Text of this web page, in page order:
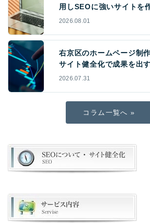
用しSEOに強いサイトを
2026.08.01
右京区のホームページ制
サイト健全化で成果を出
2026.07.31
コラム一覧へ »